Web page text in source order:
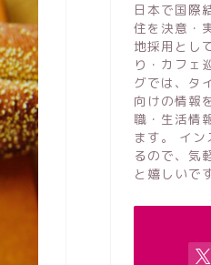
日本で国際
住を決意・
地採用とし
り・カフェ
グでは、タ
向けの情報
職・生活情
ます。 イン
るので、気
と嬉しいで